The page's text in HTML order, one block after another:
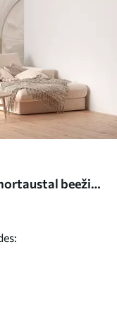
beeži